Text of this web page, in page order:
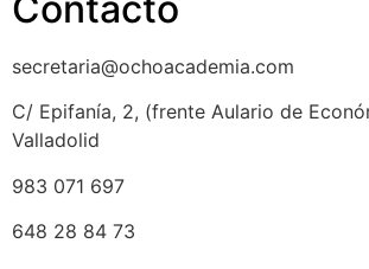
secretaria@ochoacademia.com
C/ Epifanía, 2, (frente Aulario de
Valladolid
983 071 697
648 28 84 73